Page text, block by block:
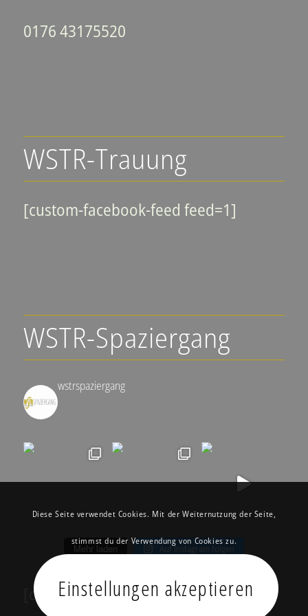
0176 43175520
WSTR-Trauung
[custom-facebook-feed feed=1]
WSTR-Spaziergang
wstrspaziergang
▪️🍇 Weinlagen-Erlebnis-Touren
der Weinstraße
Mehr laden Auf Instagram folgen
[custom-facebook-feed feed=2]
Diese Seite verwendet Cookies. Mit der Weiternutzung der Seite,
stimmst du der Verwendung von Cookies zu.
Einstellungen akzeptieren